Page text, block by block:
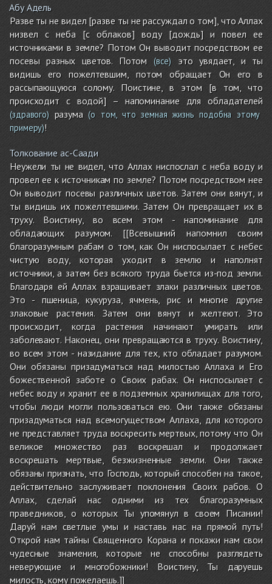
Абу Адель
Разве ты не видел [разве ты не рассуждал о том], что Аллах
низвел с неба [с облаков] воду [дождь] и повел ее
источниками в земле? Потом Он выводит посредством ее
посевы разных цветов. Потом (все) это увядает, и ты
видишь его пожелтевшим, потом обращает Он его в
рассыпающуюся солому. Поистине, в этом [в том, что
происходит с водой] – напоминание для обладателей
(здравого) разума(о том, что земная жизнь подобна этому
примеру)!
Толкование ас-Саади
Неужели ты не видел, что Аллах ниспослал с неба воду и
провел ее к источникам по земле? Потом посредством нее
Он выводит посевы различных цветов. Затем они вянут, и
ты видишь их пожелтевшими. Затем Он превращает их в
труху. Воистину, во всем этом - напоминание для
обладающих разумом. [[Всевышний напомнил своим
благоразумным рабам о том, как Он ниспосылает с небес
чистую воду, которая уходит в землю и наполнят
источники, а затем без всякого труда бьется из-под земли.
Благодаря ей Аллах взращивает злаки различных цветов.
Это - пшеница, кукуруза, ячмень, рис и многие другие
злаковые растения. Затем они вянут и желтеют. Это
происходит, когда растения начинают умирать или
заболевают. Наконец, они превращаются в труху. Воистину,
во всем этом - назидание для тех, кто обладает разумом.
Они обязаны призадуматься над милостью Аллаха и Его
божественной заботе о Своих рабах. Он ниспосылает с
небес воду и хранит ее в подземных хранилищах для того,
чтобы люди могли пользоваться ею. Они также обязаны
призадуматься над всемогуществом Аллаха, для которого
не представляет труда воскресить мертвых, потому что Он
великое множество раз воскрешал и продолжает
воскрешать мертвые, безжизненные земли. Они также
обязаны признать, что Господь, который способен на такое,
действительно заслуживает поклонения Своих рабов. О
Аллах, сделай нас одними из тех благоразумных
праведников, о которых Ты упомянул в своем Писании!
Даруй нам светлые умы и наставь нас на прямой путь!
Открой нам тайны Священного Корана и покажи нам свои
чудесные знамения, которые не способны разглядеть
неверующие и многобожники! Воистину, Ты даруешь
милость, кому пожелаешь.]]